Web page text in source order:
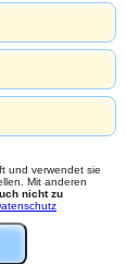
Mit anderen